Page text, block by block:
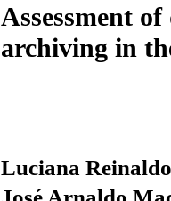
Assessment
archiving in
Luciana